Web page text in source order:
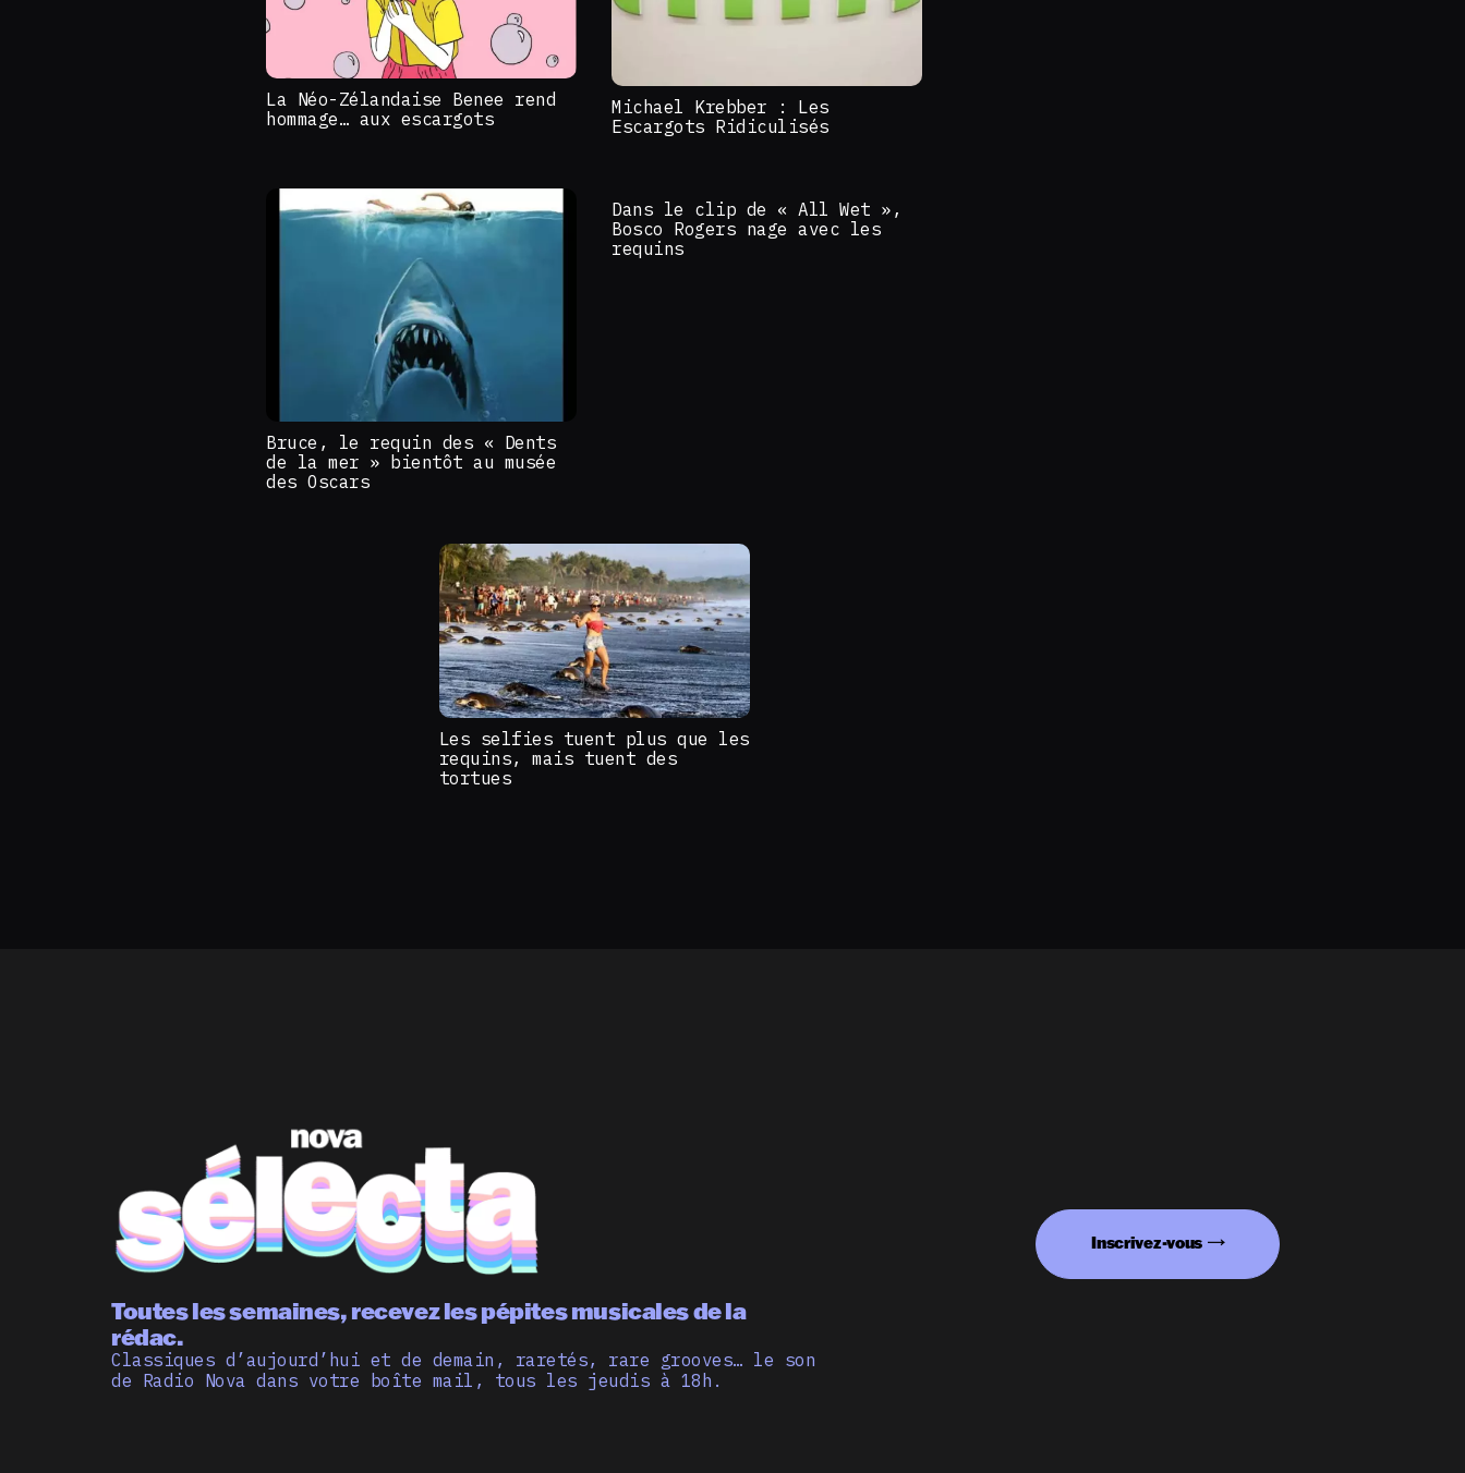
La Néo-Zélandaise Benee rend
hommage… aux escargots
Michael Krebber : Les
Escargots Ridiculisés
Bruce, le requin des « Dents
de la mer » bientôt au musée
des Oscars
Dans le clip de « All Wet »,
Bosco Rogers nage avec les
requins
Les selfies tuent plus que les
requins, mais tuent des
tortues
Toutes les semaines, recevez les pépites musicales de la
rédac.
Classiques d’aujourd’hui et de demain, raretés, rare grooves… le son
de Radio Nova dans votre boîte mail, tous les jeudis à 18h.
Inscrivez-vous